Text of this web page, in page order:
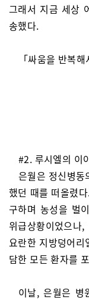
그래서 지금 세상
송했다.
「싸움을 반복해
#2. 루시엘의 이
은월은 정신병
했던 때를 떠올렸
구하며 농성을 벌
위급상황이었으
요란한 지방덩어
담한 모든 환자를
이날, 은월은 병